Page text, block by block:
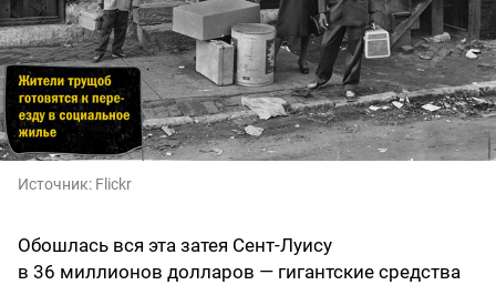
Источник: Flickr
Обошлась вся эта затея Сент-Луису
в 36 миллионов долларов — гигантские средства